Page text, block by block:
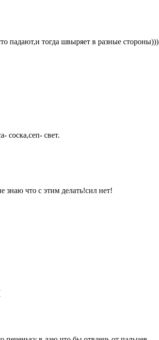
падают,и тогда швыряет в разные стороны)))
соска,сеп- свет.
знаю что с этим делать!сил нет!